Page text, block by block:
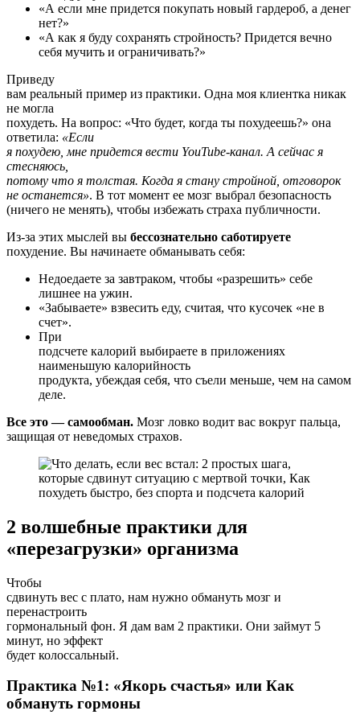
«А если мне придется покупать новый гардероб, а денег
нет?»
«А как я буду сохранять стройность? Придется вечно
себя мучить и ограничивать?»
Приведу
вам реальный пример из практики. Одна моя клиентка никак
не могла
похудеть. На вопрос: «Что будет, когда ты похудеешь?» она
ответила: «Если
я похудею, мне придется вести YouTube-канал. А сейчас я
стесняюсь,
потому что я толстая. Когда я стану стройной, отговорок
не останется». В тот момент ее мозг выбрал безопасность
(ничего не менять), чтобы избежать страха публичности.
Из-за этих мыслей вы бессознательно саботируете
похудение. Вы начинаете обманывать себя:
Недоедаете за завтраком, чтобы «разрешить» себе
лишнее на ужин.
«Забываете» взвесить еду, считая, что кусочек «не в
счет».
При
подсчете калорий выбираете в приложениях
наименьшую калорийность
продукта, убеждая себя, что съели меньше, чем на самом
деле.
Все это — самообман. Мозг ловко водит вас вокруг пальца,
защищая от неведомых страхов.
2 волшебные практики для
«перезагрузки» организма
Чтобы
сдвинуть вес с плато, нам нужно обмануть мозг и
перенастроить
гормональный фон. Я дам вам 2 практики. Они займут 5
минут, но эффект
будет колоссальный.
Практика №1: «Якорь счастья» или Как
обмануть гормоны